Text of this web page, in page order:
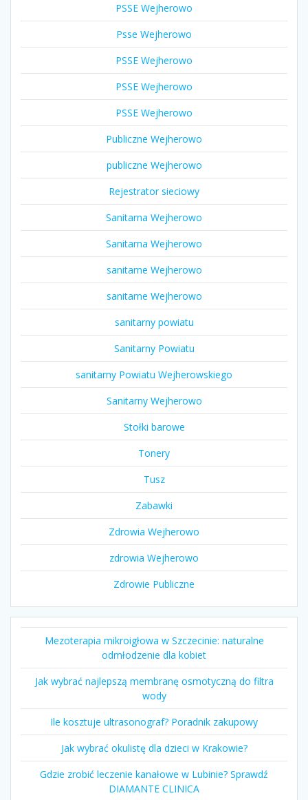
PSSE Wejherowo
Psse Wejherowo
PSSE Wejherowo
PSSE Wejherowo
PSSE Wejherowo
Publiczne Wejherowo
publiczne Wejherowo
Rejestrator sieciowy
Sanitarna Wejherowo
Sanitarna Wejherowo
sanitarne Wejherowo
sanitarne Wejherowo
sanitarny powiatu
Sanitarny Powiatu
sanitarny Powiatu Wejherowskiego
Sanitarny Wejherowo
Stołki barowe
Tonery
Tusz
Zabawki
Zdrowia Wejherowo
zdrowia Wejherowo
Zdrowie Publiczne
Mezoterapia mikroigłowa w Szczecinie: naturalne
odmłodzenie dla kobiet
Jak wybrać najlepszą membranę osmotyczną do filtra
wody
Ile kosztuje ultrasonograf? Poradnik zakupowy
Jak wybrać okulistę dla dzieci w Krakowie?
Gdzie zrobić leczenie kanałowe w Lubinie? Sprawdź
DIAMANTE CLINICA